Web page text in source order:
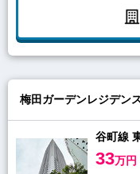
梅田ガーデンレジデン
谷町線
33万円